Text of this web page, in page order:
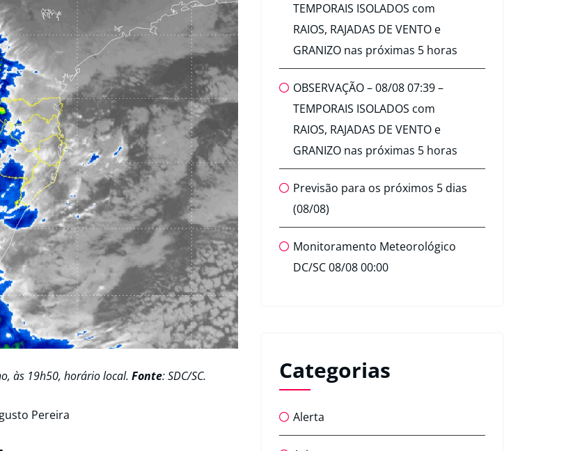
às 19h50, horário local. Fonte: SDC/SC.
Pereira
TEMPORAIS ISOLADOS com
RAIOS, RAJADAS DE VENTO e
GRANIZO nas próximas 5 horas
OBSERVAÇÃO – 08/08 07:39 –
TEMPORAIS ISOLADOS com
RAIOS, RAJADAS DE VENTO e
GRANIZO nas próximas 5 horas
Previsão para os próximos 5 dias
(08/08)
Monitoramento Meteorológico
DC/SC 08/08 00:00
Categorias
Alerta